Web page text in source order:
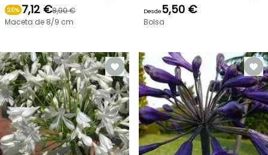
20% 7,12 €8,90 €
Maceta de 8/9 cm
Desde5,50 €
Bolsa